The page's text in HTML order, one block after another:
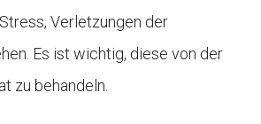
Verletzungen der
Es ist wichtig, diese von der
zu behandeln.